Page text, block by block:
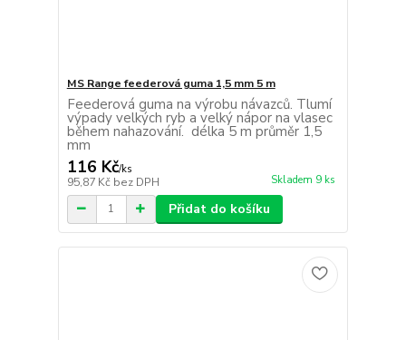
MS Range feederová guma 1,5 mm 5 m
Feederová guma na výrobu návazců. Tlumí
výpady velkých ryb a velký nápor na vlasec
během nahazování. délka 5 m průměr 1,5
mm
116 Kč/ks
95,87 Kč bez DPH Skladem 9 ks
Přidat do košíku